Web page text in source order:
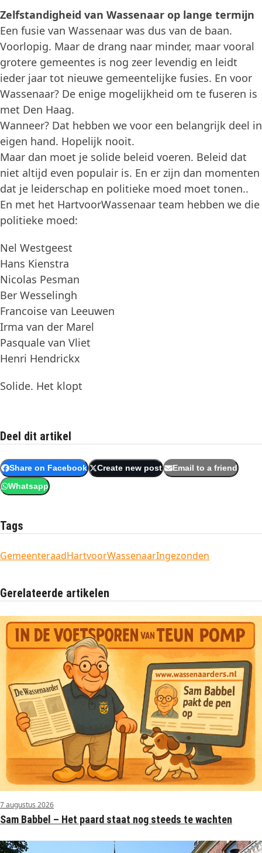
Zelfstandigheid van Wassenaar op lange termijn
Een fusie van Wassenaar was dus van de baan.
Voorlopig. Maar de drang naar minder, maar vooral
grotere gemeentes is nog zeer levendig en leidt
ieder jaar tot nieuwe gemeentelijke fusies. En voor
Wassenaar? De enige mogelijkheid om te fuseren is
met Den Haag.
Wanneer? Dat hebben we voor een belangrijk deel in
eigen hand. Hopelijk nooit.
Maar dan moet je solide beleid voeren. Beleid dat
niet altijd even populair is. En er zijn dan momenten
dat je leiderschap en politieke moed moet tonen..
En met het HartvoorWassenaar team hebben we die
politieke moed:
Nel Westgeest
Hans Kienstra
Nicolas Pesman
Ber Wesselingh
Francoise van Leeuwen
Irma van der Marel
Pasquale van Vliet
Henri Hendrickx
Solide. Het klopt
Deel dit artikel
Share on Facebook Create new post Email to a friend
Whatsapp
Tags
GemeenteraadHartvoorWassenaarIngezonden
Gerelateerde artikelen
7 augustus 2026
Sam Babbel – Het paard staat nog steeds te wachten